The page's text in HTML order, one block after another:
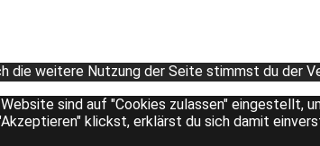
die weitere Nutzung der Seite stimmst du der
sind auf "Cookies zulassen" eingestellt,
klickst, erklärst du sich damit